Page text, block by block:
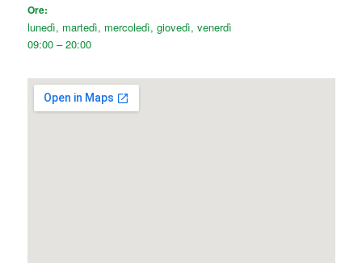
Ore:
lunedì, martedì, mercoledì, giovedì, venerdì
09:00 – 20:00